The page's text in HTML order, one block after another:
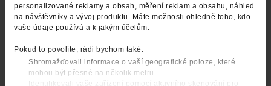
personalizované reklamy a obsah, měření reklam a obsahu, náhled
na návštěvníky a vývoj produktů. Máte možnosti ohledně toho, kdo
vaše údaje používá a k jakým účelům.
Pokud to povolíte, rádi bychom také:
Shromažďovali informace o vaší geografické poloze, které
mohou být přesné na několik metrů
Identifikovali vaše zařízení pomocí aktivního skenování pro
Balzám na rty Lip Enhancer 50
Balzám na rty Lip Enhancer 40